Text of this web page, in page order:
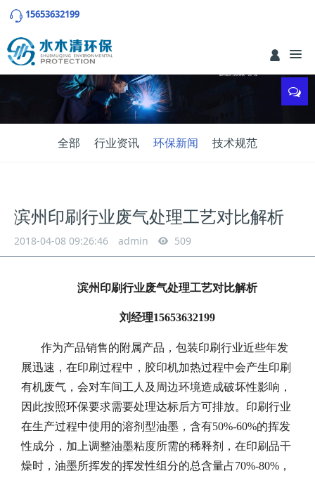
15653632199
全部 行业资讯 环保新闻 技术规范
滨州印刷行业废气处理工艺对比解析
2018-04-08 09:26:46 admin 509
滨州印刷行业废气处理工艺对比解析
刘经理15653632199
作为产品销售的附属产品，包装印刷行业近些年发
展迅速，在印刷过程中，胶印机加热过程中会产生印刷
有机废气，会对车间工人及周边环境造成破坏性影响，
因此按照环保要求需要处理达标后方可排放。印刷行业
在生产过程中使用的溶剂型油墨，含有50%-60%的挥发
性成分，加上调整油墨粘度所需的稀释剂，在印刷品干
燥时，油墨所挥发的挥发性组分的总含量占70%-80%，